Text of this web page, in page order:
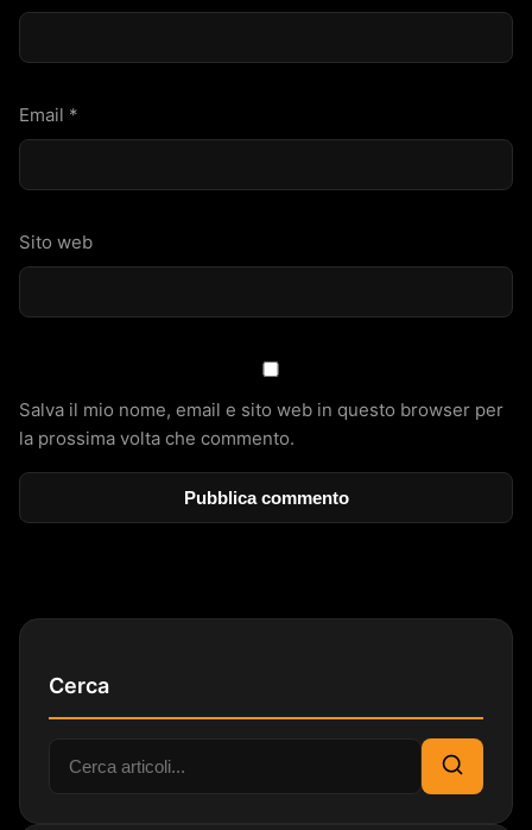
Email *
Sito web
Salva il mio nome, email e sito web in questo browser per
la prossima volta che commento.
Cerca
Cerca:
Cerca